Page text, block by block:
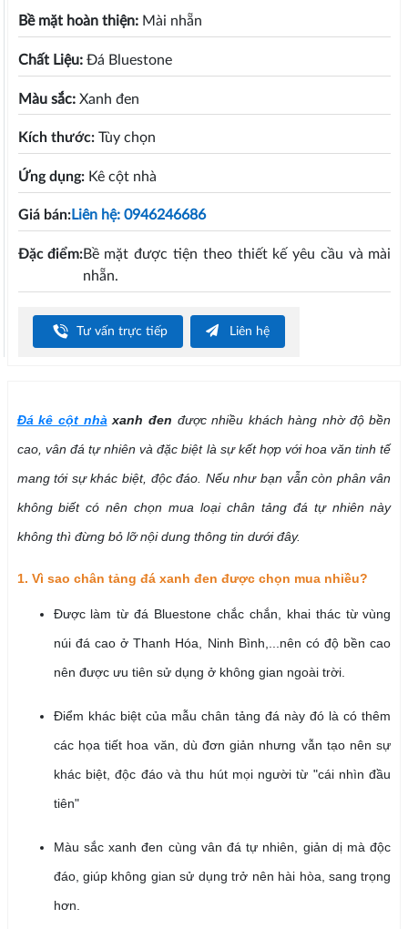
Bề mặt hoàn thiện: Mài nhẵn
Chất Liệu: Đá Bluestone
Màu sắc: Xanh đen
Kích thước: Tùy chọn
Ứng dụng: Kê cột nhà
Giá bán:Liên hệ: 0946246686
Đặc điểm:Bề mặt được tiện theo thiết kế yêu cầu và mài
nhẵn.
Tư vấn trực tiếp Liên hệ
Đá kê cột nhà xanh đen được nhiều khách hàng nhờ độ bền
cao, vân đá tự nhiên và đặc biệt là sự kết hợp với hoa văn tinh tế
mang tới sự khác biệt, độc đáo. Nếu như bạn vẫn còn phân vân
không biết có nên chọn mua loại chân tảng đá tự nhiên này
không thì đừng bỏ lỡ nội dung thông tin dưới đây.
1. Vì sao chân tảng đá xanh đen được chọn mua nhiều?
Được làm từ đá Bluestone chắc chắn, khai thác từ vùng
núi đá cao ở Thanh Hóa, Ninh Bình,...nên có độ bền cao
nên được ưu tiên sử dụng ở không gian ngoài trời.
Điểm khác biệt của mẫu chân tảng đá này đó là có thêm
các họa tiết hoa văn, dù đơn giản nhưng vẫn tạo nên sự
khác biệt, độc đáo và thu hút mọi người từ "cái nhìn đầu
tiên"
Màu sắc xanh đen cùng vân đá tự nhiên, giản dị mà độc
đáo, giúp không gian sử dụng trở nên hài hòa, sang trọng
hơn.